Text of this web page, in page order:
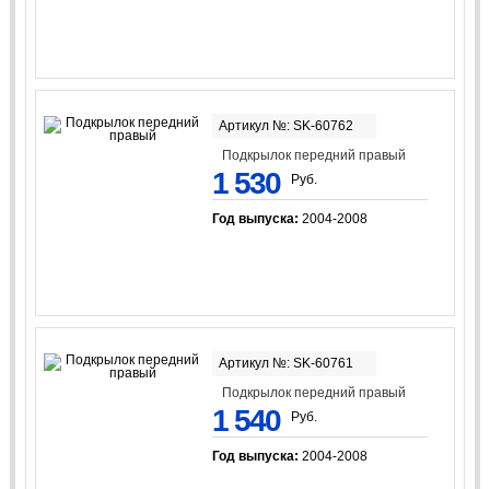
Артикул №: SK-60762
Подкрылок передний правый
1 530 Руб.
Год выпуска: 2004-2008
Артикул №: SK-60761
Подкрылок передний правый
1 540 Руб.
Год выпуска: 2004-2008